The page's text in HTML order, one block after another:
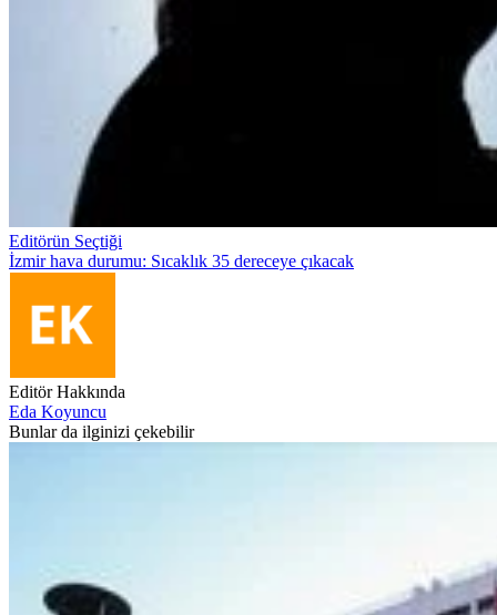
Editörün Seçtiği
İzmir hava durumu: Sıcaklık 35 dereceye çıkacak
Editör Hakkında
Eda Koyuncu
Bunlar da ilginizi çekebilir